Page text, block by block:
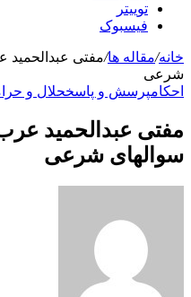
توییتر
فیسبوک
خانه/مقاله ها/مفتی عبدالحمید
شرعی
احکامپرسش و پاسخحلال و
مفتی عبدالحمید
سوالهای شرعی